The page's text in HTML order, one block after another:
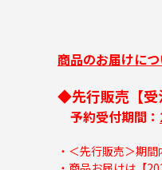
商品のお届けに
◆先行販売【受
予約受付期間：
・＜先行販売＞期